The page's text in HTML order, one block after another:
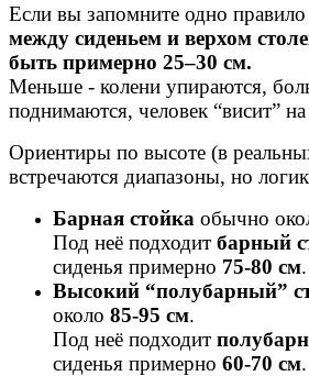
Если вы запомните одно
между сиденьем и верхом
быть примерно 25–30 см.
Меньше - колени упираются,
поднимаются, человек “висит” на
Ориентиры по высоте (в
встречаются диапазоны, но
Барная стойка обычно
Под неё подходит барный
сиденья примерно 75-80 см.
Высокий “полубарный”
около 85-95 см.
Под неё подходит
сиденья примерно 60-70 см.